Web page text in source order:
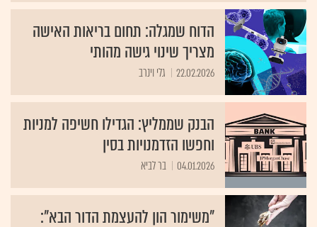
הדוח שמגלה: תחום בריאות האישה
מצריך שינוי גישה מהותי
22.02.2026 גלי וינרב
הבנק שממליץ: הגדילו חשיפה למניות
וחפשו הזדמנויות בסין
04.01.2026 בר לביא
"משימור הון להעצמת הדור הבא":